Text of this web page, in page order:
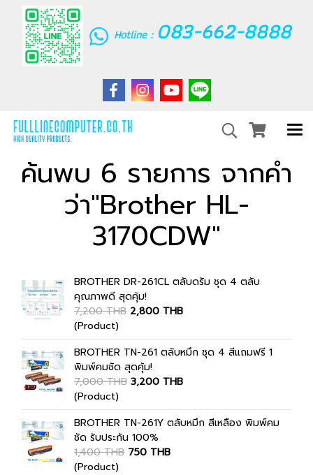
Hotline : 083-662-8888
ค้นพบ 6 รายการ จากคำ
ว่า"Brother HL-
3170CDW"
BROTHER DR-261CL ตลับดรัม ชุด 4 ตลับ
คุณภาพดี สุดคุ้ม!
7,200 THB 2,800 THB
(Product)
BROTHER TN-261 ตลับหมึก ชุด 4 สีแถมฟรี 1
พิมพ์คมชัด สุดคุ้ม!
7,000 THB 3,200 THB
(Product)
BROTHER TN-261Y ตลับหมึก สีเหลือง พิมพ์คม
ชัด รับประกัน 100%
1,400 THB 750 THB
(Product)